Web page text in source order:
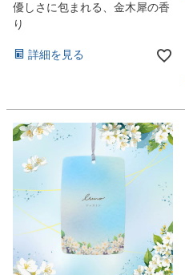
優しさに包まれる、金木犀の香
り
詳細を見る